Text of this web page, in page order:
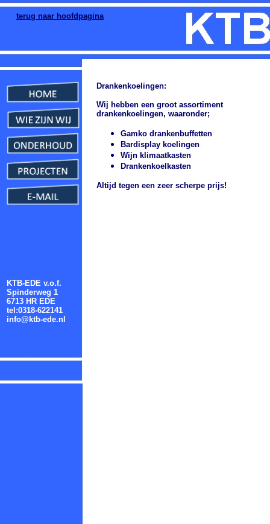
Drankenkoelingen:
Wij hebben een groot assortiment
drankenkoelingen, waaronder;
Gamko drankenbuffetten
Bardisplay koelingen
Wijn klimaatkasten
Drankenkoelkasten
Altijd tegen een zeer scherpe prijs!
terug naar hoofdpagina
KTB-EDE v.o.f.
Spinderweg 1
6713 HR EDE
tel:0318-622141
info@ktb-ede.nl